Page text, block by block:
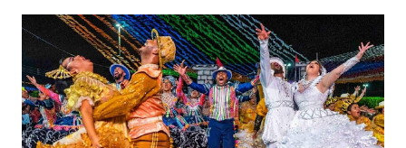
indiciamento para apropriar-se da volumosa herança. Em
1862, transferiu-se para o Rio de Janeiro e casou-se com
uma irmã do Visconde de Uruguai. O Barão de Maruim
apresentou uma grande dedicação à atividade agrícola, que
lhe proporcionou uma grande reserva financeira. João